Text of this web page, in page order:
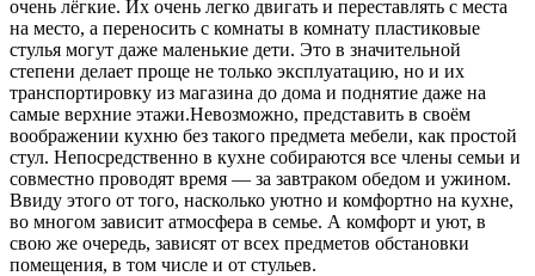
очень лёгкие. Их очень легко двигать и переставлять с места
на место, а переносить с комнаты в комнату пластиковые
стулья могут даже маленькие дети. Это в значительной
степени делает проще не только эксплуатацию, но и их
транспортировку из магазина до дома и поднятие даже на
самые верхние этажи.Невозможно, представить в своём
воображении кухню без такого предмета мебели, как простой
стул. Непосредственно в кухне собираются все члены семьи и
совместно проводят время — за завтраком обедом и ужином.
Ввиду этого от того, насколько уютно и комфортно на кухне,
во многом зависит атмосфера в семье. А комфорт и уют, в
свою же очередь, зависят от всех предметов обстановки
помещения, в том числе и от стульев.